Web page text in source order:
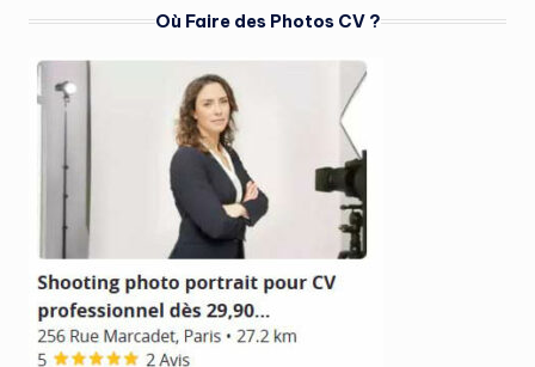
Où Faire des Photos CV ?